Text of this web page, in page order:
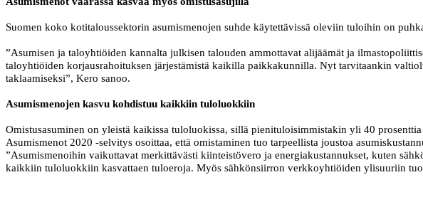
Suomen koko kotitaloussektorin asumismenojen suhde käytettävissä oleviin tuloihin on
”Asumisen ja taloyhtiöiden kannalta julkisen talouden ammottavat alijäämät ja
taloyhtiöiden korjausrahoituksen järjestämistä kaikilla paikkakunnilla. Nyt tarvitaankin
taklaamiseksi”, Kero sanoo.
Asumismenojen kasvu kohdistuu kaikkiin tuloluokkiin
Omistusasuminen on yleistä kaikissa tuloluokissa, sillä pienituloisimmistakin yli 40
Asumismenot 2020 -selvitys osoittaa, että omistaminen tuo tarpeellista joustoa
”Asumismenoihin vaikuttavat merkittävästi kiinteistövero ja energiakustannukset, kuten
kaikkiin tuloluokkiin kasvattaen tuloeroja. Myös sähkönsiirron verkkoyhtiöiden ylisuuriin